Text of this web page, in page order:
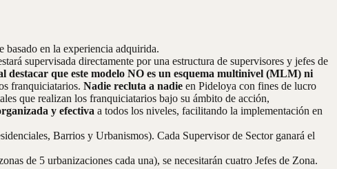
basado en la experiencia adquirida.
supervisada directamente por una estructura de supervisores y jefes de
destacar que este modelo NO es un esquema multinivel (MLM) ni
franquiciatarios. Nadie recluta a nadie en Pideloya con fines de lucro
que realizan los franquiciatarios bajo su ámbito de acción,
y efectiva a todos los niveles, facilitando la implementación en
Barrios y Urbanismos). Cada Supervisor de Sector ganará el
de 5 urbanizaciones cada una), se necesitarán cuatro Jefes de Zona.